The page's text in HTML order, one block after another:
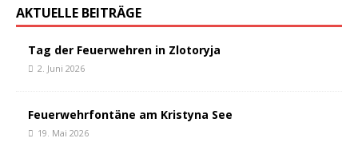
AKTUELLE BEITRÄGE
Tag der Feuerwehren in Zlotoryja
2. Juni 2026
Feuerwehrfontäne am Kristyna See
19. Mai 2026